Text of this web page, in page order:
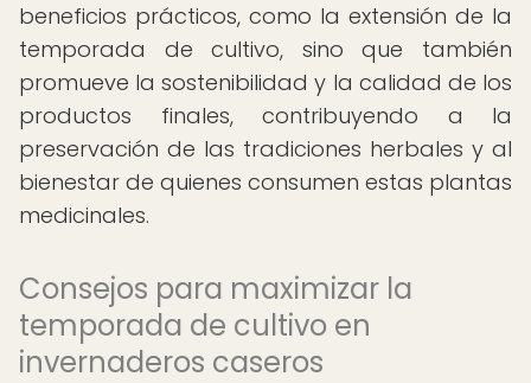
beneficios prácticos, como la extensión de la
temporada de cultivo, sino que también
promueve la sostenibilidad y la calidad de los
productos finales, contribuyendo a la
preservación de las tradiciones herbales y al
bienestar de quienes consumen estas plantas
medicinales.
Consejos para maximizar la
temporada de cultivo en
invernaderos caseros